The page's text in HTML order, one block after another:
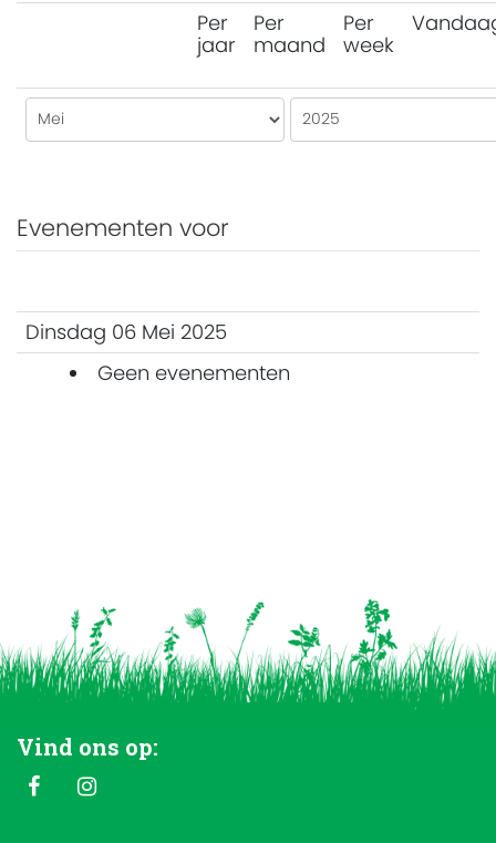
Per
jaar
Per
maand
Per
week
Evenementen voor
Dinsdag 06 Mei 2025
Geen evenementen
Vind ons op: